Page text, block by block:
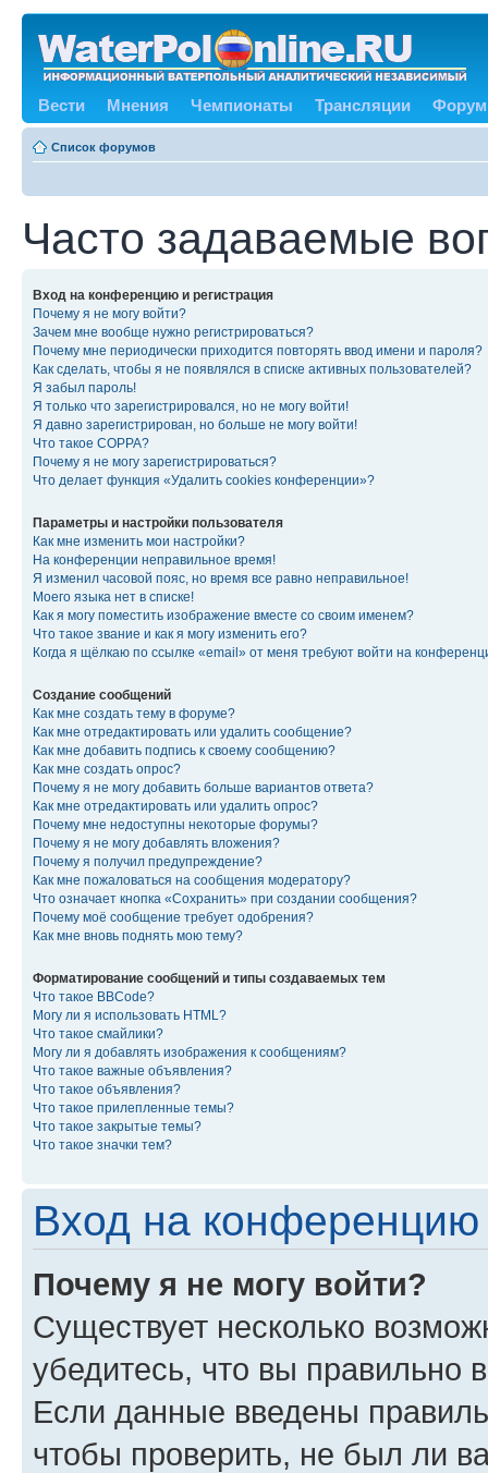
Вести Мнения Чемпионаты Трансляции Форум
Список форумов
Часто задаваемые
Вход на конференцию и регистрация
Почему я не могу войти?
Зачем мне вообще нужно регистрироваться?
Почему мне периодически приходится повторять ввод имени и пароля?
Как сделать, чтобы я не появлялся в списке активных пользователей?
Я забыл пароль!
Я только что зарегистрировался, но не могу войти!
Я давно зарегистрирован, но больше не могу войти!
Что такое COPPA?
Почему я не могу зарегистрироваться?
Что делает функция «Удалить cookies конференции»?
Параметры и настройки пользователя
Как мне изменить мои настройки?
На конференции неправильное время!
Я изменил часовой пояс, но время все равно неправильное!
Моего языка нет в списке!
Как я могу поместить изображение вместе со своим именем?
Что такое звание и как я могу изменить его?
Когда я щёлкаю по ссылке «email» от меня требуют войти на
Создание сообщений
Как мне создать тему в форуме?
Как мне отредактировать или удалить сообщение?
Как мне добавить подпись к своему сообщению?
Как мне создать опрос?
Почему я не могу добавить больше вариантов ответа?
Как мне отредактировать или удалить опрос?
Почему мне недоступны некоторые форумы?
Почему я не могу добавлять вложения?
Почему я получил предупреждение?
Как мне пожаловаться на сообщения модератору?
Что означает кнопка «Сохранить» при создании сообщения?
Почему моё сообщение требует одобрения?
Как мне вновь поднять мою тему?
Форматирование сообщений и типы создаваемых тем
Что такое BBCode?
Могу ли я использовать HTML?
Что такое смайлики?
Могу ли я добавлять изображения к сообщениям?
Что такое важные объявления?
Что такое объявления?
Что такое прилепленные темы?
Что такое закрытые темы?
Что такое значки тем?
Вход на конференцию
Почему я не могу войти?
Существует несколько
убедитесь, что вы правильно
Если данные введены
чтобы проверить, не был ли